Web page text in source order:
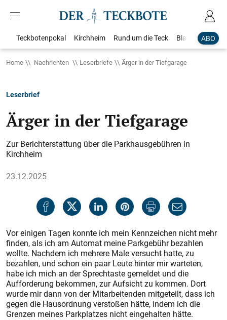
ABO
Teckbotenpokal Kirchheim Rund um die Teck Blaulicht
Home Nachrichten Leserbriefe Ärger in der Tiefgarage
Leserbrief
Ärger in der Tiefgarage
Zur Berichterstattung über die Parkhausgebühren in
Kirchheim
23.12.2025
Vor einigen Tagen konnte ich mein Kennzeichen nicht mehr
finden, als ich am Automat meine Parkgebühr bezahlen
wollte. Nachdem ich mehrere Male versucht hatte, zu
bezahlen, und schon ein paar Leute hinter mir warteten,
habe ich mich an der Sprechtaste gemeldet und die
Aufforderung bekommen, zur Aufsicht zu kommen. Dort
wurde mir dann von der Mitarbeitenden mitgeteilt, dass ich
gegen die Hausordnung verstoßen hätte, indem ich die
Grenzen meines Parkplatzes nicht eingehalten hätte.